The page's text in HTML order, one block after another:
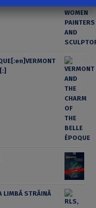
LIMBĂ STRĂINĂ